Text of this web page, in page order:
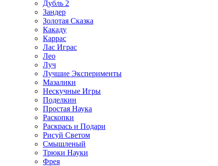
Дубль 2
Зандер
Золотая Сказка
Какаду
Каррас
Лас Играс
Лео
Луч
Лучшие Эксперименты
Мазалики
Нескучные Игры
Поделкин
Простая Наука
Раскопки
Раскрась и Подари
Рисуй Светом
Смышленый
Трюки Науки
Фрея